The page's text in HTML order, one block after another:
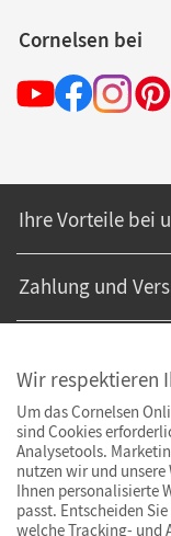
Cornelsen bei
Ihre Vorteile bei
Zahlung und
Wir respektieren
Um das Cornelsen
sind Cookies
Analysetools.
nutzen wir und
Ihnen personalisierte
passt. Entscheiden
welche Tracking- und